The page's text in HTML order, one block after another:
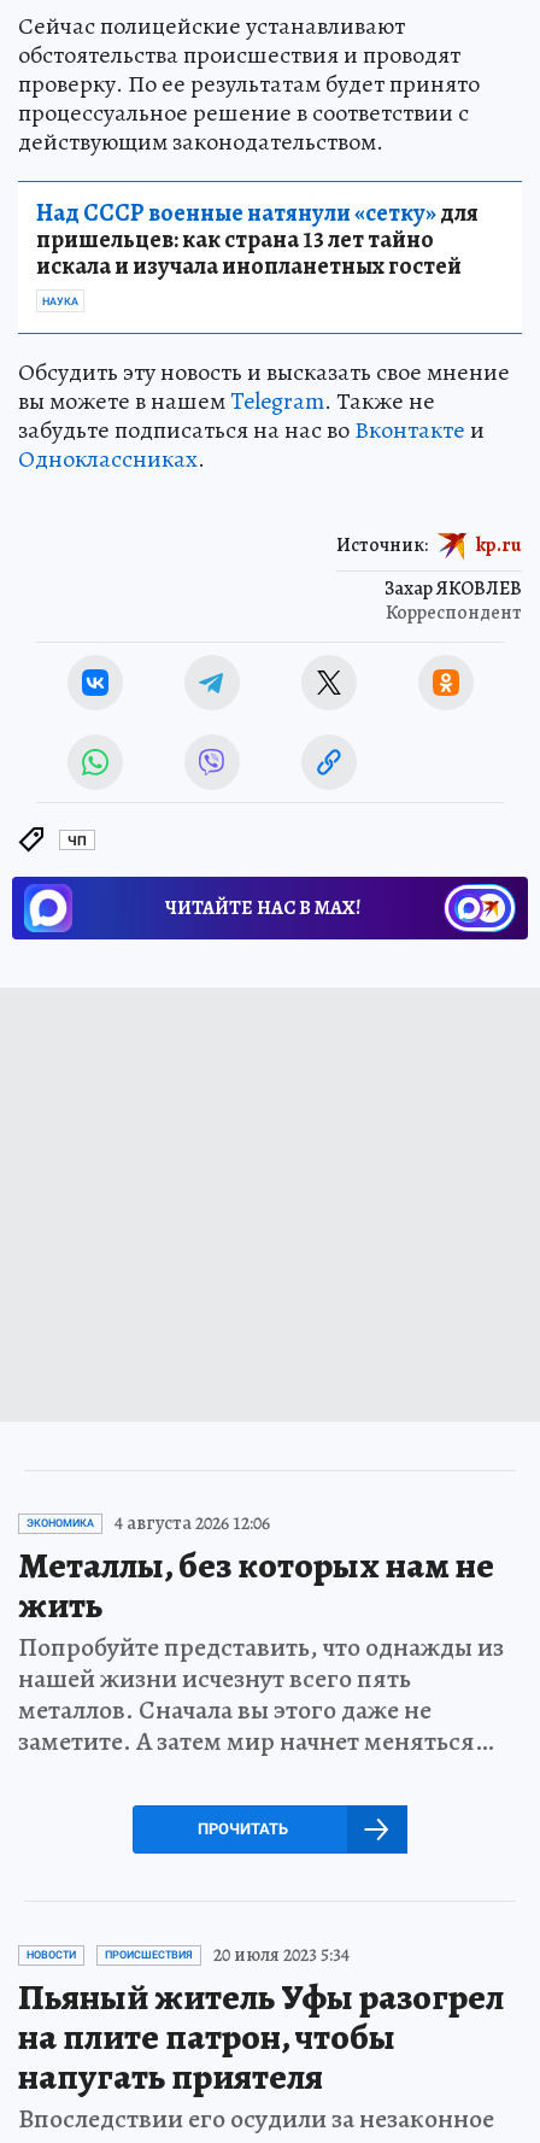
Сейчас полицейские устанавливают
обстоятельства происшествия и проводят
проверку. По ее результатам будет принято
процессуальное решение в соответствии с
действующим законодательством.
Над СССР военные натянули «сетку»для
пришельцев: как страна 13 лет тайно
искала и изучала инопланетных гостей
НАУКА
Обсудить эту новость и высказать свое мнение
вы можете в нашемTelegram. Также не
забудьте подписаться на нас воВконтактеи
Одноклассниках.
Захар ЯКОВЛЕВ
Корреспондент
Источник: kp.ru
ЧП
ЧИТАЙТЕ НАС В МАХ!
ЭКОНОМИКА 4 августа 2026 12:06
Металлы, без которых нам не
жить
Попробуйте представить, что однажды из
нашей жизни исчезнут всего пять
металлов. Сначала вы этого даже не
заметите. А затем мир начнет меняться…
ПРОЧИТАТЬ
НОВОСТИ ПРОИСШЕСТВИЯ 20 июля 2023 5:34
Пьяный житель Уфы разогрел
на плите патрон, чтобы
напугать приятеля
Впоследствии его осудили за незаконное